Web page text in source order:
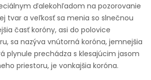
ďalekohľadom na pozorovanie
tvar a veľkosť sa menia so slnečnou
časť koróny, asi do polovice
sa nazýva vnútorná koróna, jemnejšia
plynule prechádza s klesajúcim jasom
priestoru, je vonkajšia koróna.